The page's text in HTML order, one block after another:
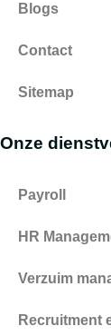
Blogs
Contact
Sitemap
Onze
Payroll
HR
Verzuim
Recruitment